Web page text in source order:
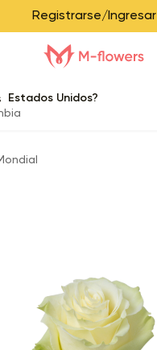
Registrarse/Ingresar
Estados Unidos?